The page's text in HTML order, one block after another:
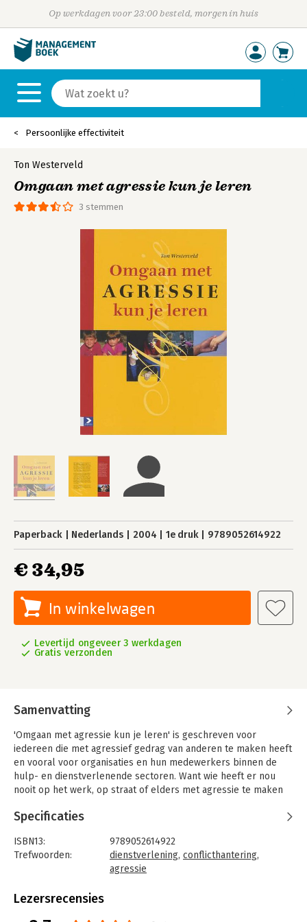
Op werkdagen voor 23:00 besteld, morgen in huis
Persoonlijke effectiviteit
3 stemmen
Ton Westerveld
Omgaan met agressie kun je leren
Paperback Nederlands 2004 1e druk 9789052614922
€ 34,95
In winkelwagen
Levertijd ongeveer 3 werkdagen
Gratis verzonden
Samenvatting
'Omgaan met agressie kun je leren' is geschreven voor
iedereen die met agressief gedrag van anderen te maken heeft
en vooral voor organisaties en hun medewerkers binnen de
hulp- en dienstverlenende sectoren. Want wie heeft er nou
nooit op het werk, op straat of elders met agressie te maken
behulp van dit boek leren omgaan met agressie. Het boek is
scholing.
In 'Omgaan met agressie kun je leren' beschrijft auteur Ton
is, waar het vandaan komt, wat het met mensen doet en hoe we
Specificaties
ISBN13:
9789052614922
Trefwoorden:
dienstverlening, conflicthantering,
agressie
Bindwijze:
Lezersrecensies